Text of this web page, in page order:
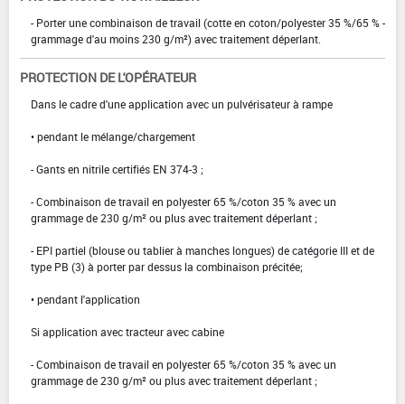
- Porter une combinaison de travail (cotte en coton/polyester 35 %/65 % -
grammage d'au moins 230 g/m²) avec traitement déperlant.
PROTECTION DE L'OPÉRATEUR
Dans le cadre d'une application avec un pulvérisateur à rampe
• pendant le mélange/chargement
- Gants en nitrile certifiés EN 374-3 ;
- Combinaison de travail en polyester 65 %/coton 35 % avec un
grammage de 230 g/m² ou plus avec traitement déperlant ;
- EPI partiel (blouse ou tablier à manches longues) de catégorie III et de
type PB (3) à porter par dessus la combinaison précitée;
• pendant l'application
Si application avec tracteur avec cabine
- Combinaison de travail en polyester 65 %/coton 35 % avec un
grammage de 230 g/m² ou plus avec traitement déperlant ;